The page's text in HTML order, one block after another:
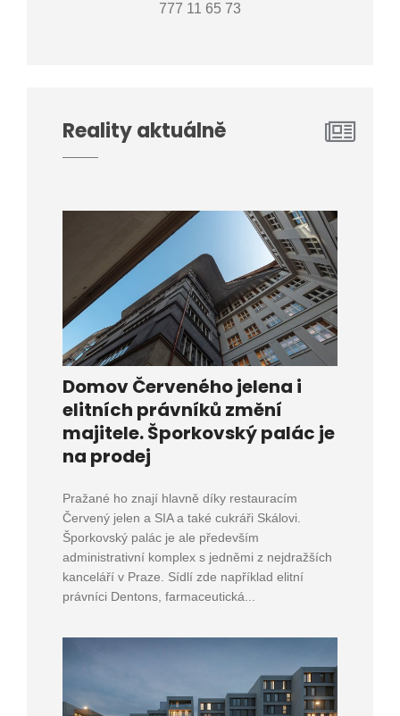
777 11 65 73
Reality aktuálně
Domov Červeného jelena i
elitních právníků změní
majitele. Šporkovský palác je
na prodej
Pražané ho znají hlavně díky restauracím
Červený jelen a SIA a také cukráři Skálovi.
Šporkovský palác je ale především
administrativní komplex s jedněmi z nejdražších
kanceláří v Praze. Sídlí zde například elitní
právníci Dentons, farmaceutická...